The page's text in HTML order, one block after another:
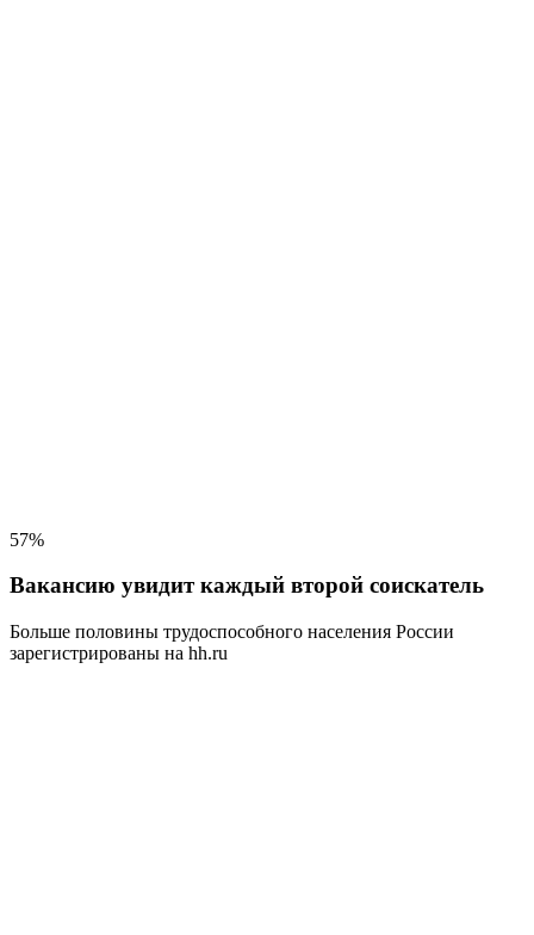
57%
Вакансию увидит каждый второй соискатель
Больше половины трудоспособного населения России
зарегистрированы на hh.ru